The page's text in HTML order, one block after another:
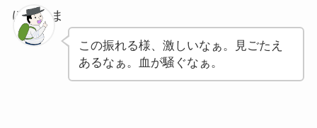
ぽちゃま
この振れる様、激しいなぁ。見ごたえ
あるなぁ。血が騒ぐなぁ。